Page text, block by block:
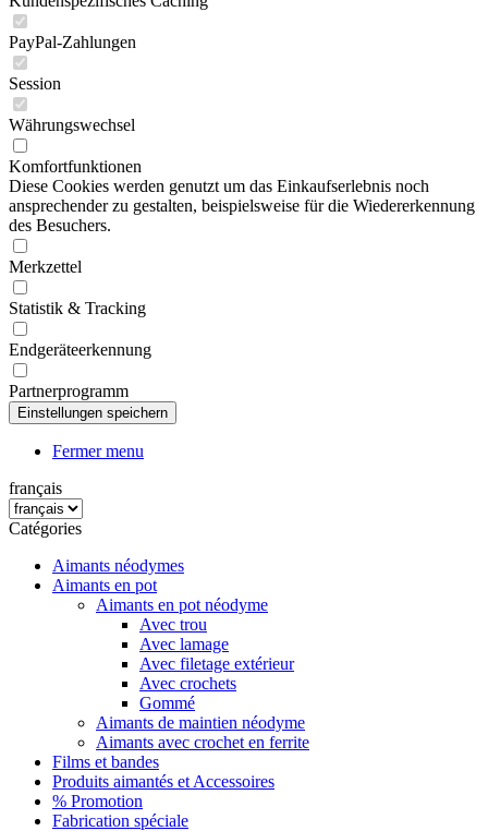
PayPal-Zahlungen
Session
Währungswechsel
Komfortfunktionen
Diese Cookies werden genutzt um das Einkaufserlebnis noch
ansprechender zu gestalten, beispielsweise für die Wiedererkennung
des Besuchers.
Merkzettel
Statistik & Tracking
Endgeräteerkennung
Partnerprogramm
Fermer menu
français
Catégories
Aimants néodymes
Aimants en pot
Aimants en pot néodyme
Avec trou
Avec lamage
Avec filetage extérieur
Avec crochets
Gommé
Aimants de maintien néodyme
Aimants avec crochet en ferrite
Films et bandes
Produits aimantés et Accessoires
% Promotion
Fabrication spéciale